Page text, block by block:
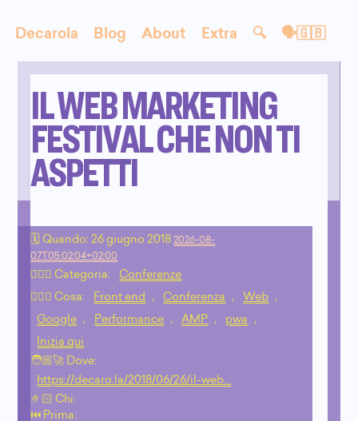
Decarola Blog About Extra 🔍 🗣🇬🇧
IL WEB MARKETING
FESTIVAL CHE NON TI
ASPETTI
🗓 Quando:26 giugno 2018 2026-08-
07T05:02:04+02:00
🙇🏻‍♂️ Categoria:
Conferenze
💁🏼‍♂️ Cosa:
Front end , Conferenza , Web ,
Google , Performance , AMP , pwa
,
Inizia qui
🧑🏼‍🚀 Dove:
https://decaro.la/2018/06/26/il-web…
🤌🏻 Chi:
⏮️ Prima: